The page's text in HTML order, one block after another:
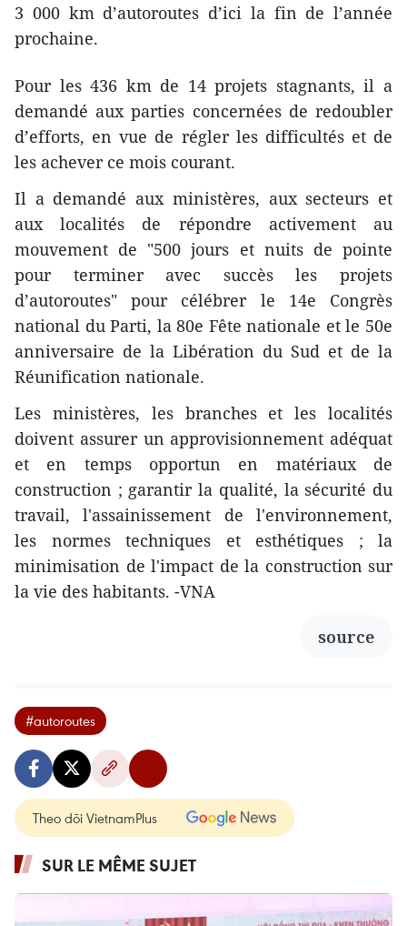
3 000 km d’autoroutes d’ici la fin de l’année
prochaine.
Pour les 436 km de 14 projets stagnants, il a
demandé aux parties concernées de redoubler
d’efforts, en vue de régler les difficultés et de
les achever ce mois courant.
Il a demandé aux ministères, aux secteurs et
aux localités de répondre activement au
mouvement de "500 jours et nuits de pointe
pour terminer avec succès les projets
d’autoroutes" pour célébrer le 14e Congrès
national du Parti, la 80e Fête nationale et le 50e
anniversaire de la Libération du Sud et de la
Réunification nationale.
Les ministères, les branches et les localités
doivent assurer un approvisionnement adéquat
et en temps opportun en matériaux de
construction ; garantir la qualité, la sécurité du
travail, l'assainissement de l'environnement,
les normes techniques et esthétiques ; la
minimisation de l'impact de la construction sur
la vie des habitants. -VNA
source
#autoroutes
Theo dõi VietnamPlus
SUR LE MÊME SUJET